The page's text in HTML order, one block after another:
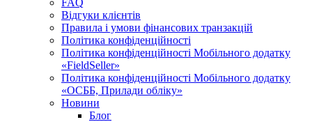
FAQ
Відгуки клієнтів
Правила і умови фінансових транзакцій
Політика конфіденційності
Політика конфіденційності Мобільного додатку
«FieldSeller»
Політика конфіденційності Мобільного додатку
«ОСББ, Прилади обліку»
Новини
Блог